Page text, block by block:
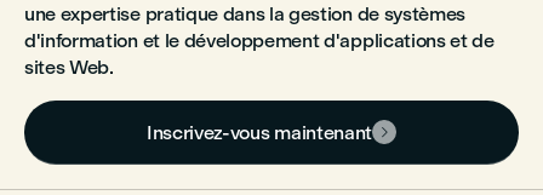
une expertise pratique dans la gestion de systèmes
d'information et le développement d'applications et de
sites Web.
Inscrivez-vous maintenant 